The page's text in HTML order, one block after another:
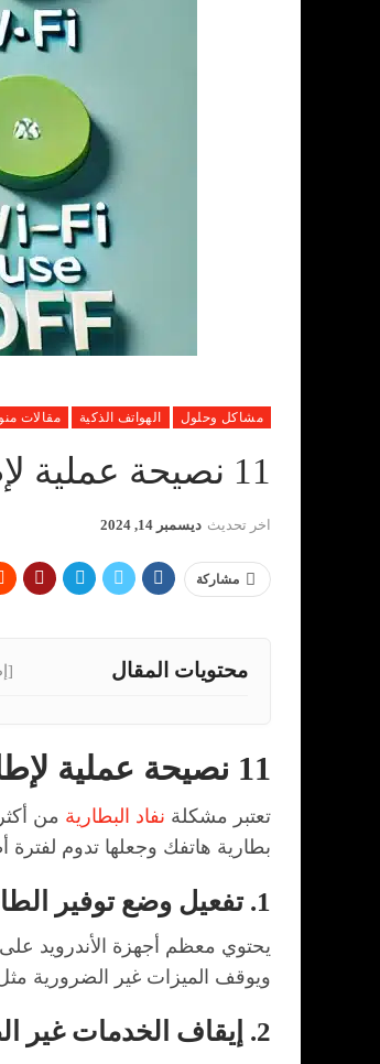
مشاكل وحلول الهواتف الذكية مقالات
11 نصيحة عملية لإطالة عمر بطارية هاتف أندرويد
اخر تحديث ديسمبر 14, 2024
مشاركة
محتويات المقال
11 نصيحة عملية لإطالة عمر بطارية هاتف أندرويد
تعتبر مشكلة نفاد البطارية من
بطارية هاتفك وجعلها تدوم لفترة
1. تفعيل وضع توفير الطاقة
يحتوي معظم أجهزة الأندرويد
ويوقف الميزات غير الضرورية مثل
2. إيقاف الخدمات غير الضرورية (Wi-Fi, Bluetooth, GPS)